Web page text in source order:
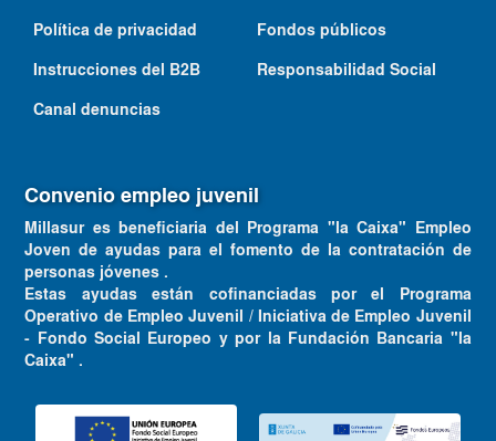
Política de privacidad
Fondos públicos
Instrucciones del B2B
Responsabilidad Social
Canal denuncias
Convenio empleo juvenil
Millasur es beneficiaria del Programa "la Caixa" Empleo
Joven de ayudas para el fomento de la contratación de
personas jóvenes .
Estas ayudas están cofinanciadas por el Programa
Operativo de Empleo Juvenil / Iniciativa de Empleo Juvenil
- Fondo Social Europeo y por la Fundación Bancaria "la
Caixa" .